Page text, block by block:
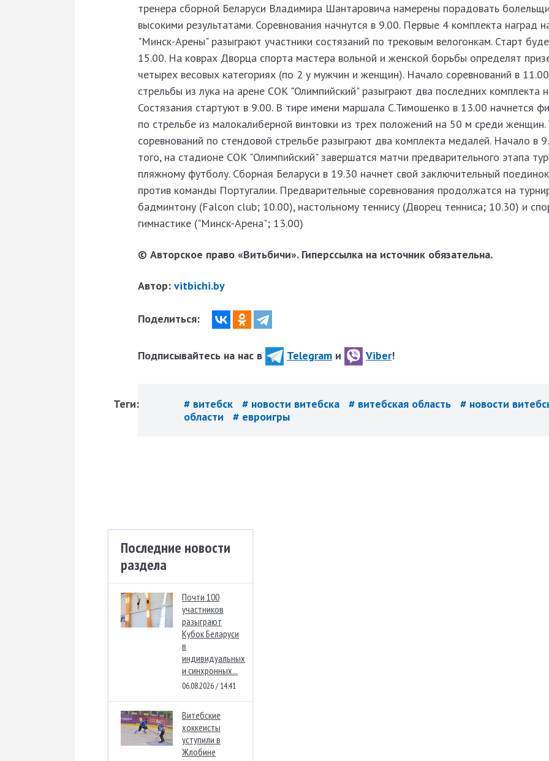
тренера сборной Беларуси Владимира Шантаровича намерены порадовать
высокими результатами. Соревнования начнутся в 9.00. Первые 4 комплекта наград
"Минск-Арены" разыграют участники состязаний по трековым велогонкам. Старт
15.00. На коврах Дворца спорта мастера вольной и женской борьбы определят
четырех весовых категориях (по 2 у мужчин и женщин). Начало соревнований в
стрельбы из лука на арене СОК "Олимпийский" разыграют два последних комплекта
Состязания стартуют в 9.00. В тире имени маршала С.Тимошенко в 13.00 начнется
по стрельбе из малокалиберной винтовки из трех положений на 50 м среди женщин.
соревнований по стендовой стрельбе разыграют два комплекта медалей. Начало в
того, на стадионе СОК "Олимпийский" завершатся матчи предварительного этапа
пляжному футболу. Сборная Беларуси в 19.30 начнет свой заключительный
против команды Португалии. Предварительные соревнования продолжатся на
бадминтону (Falcon club; 10.00), настольному теннису (Дворец тенниса; 10.30) и
гимнастике ("Минск-Арена"; 13.00)
© Авторское право «Витьбичи». Гиперссылка на источник обязательна.
Автор: vitbichi.by
Поделиться:
Подписывайтесь на нас в Telegram и Viber!
Теги: # витебск # новости витебска # витебская область
# новости
области
# евроигры
Последние новости
раздела
Почти 100
участников
разыграют
Кубок Беларуси
в
индивидуальных
и синхронных...
06.08.2026 / 14:41
Витебские
хоккеисты
уступили в
Жлобине